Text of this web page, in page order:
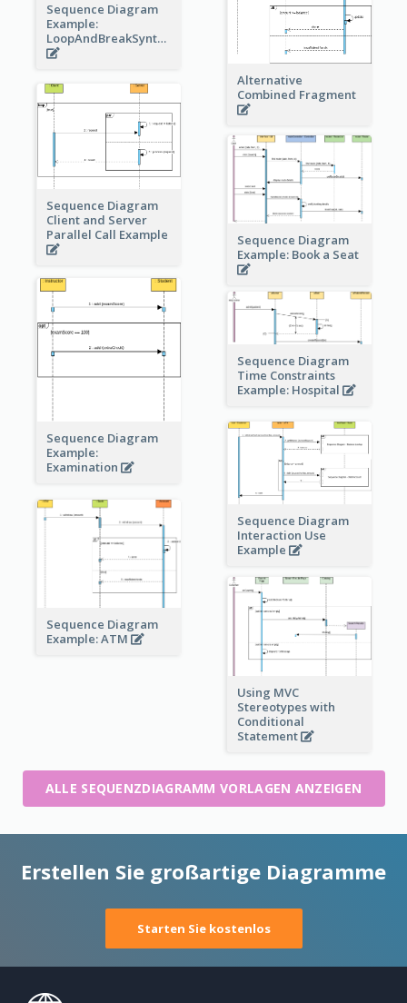
Sequence Diagram
Example:
LoopAndBreakSyntax
Alternative
Combined Fragment
Sequence Diagram
Client and Server
Parallel Call Example
Sequence Diagram
Example: Book a Seat
Sequence Diagram
Example:
Examination
Sequence Diagram
Time Constraints
Example: Hospital
Sequence Diagram
Interaction Use
Example
Sequence Diagram
Example: ATM
Using MVC
Stereotypes with
Conditional
Statement
ALLE SEQUENZDIAGRAMM VORLAGEN ANZEIGEN
Erstellen Sie großartige Diagramme
Starten Sie kostenlos